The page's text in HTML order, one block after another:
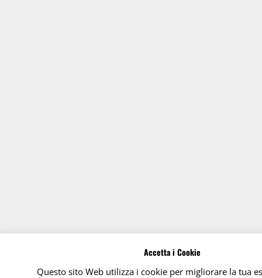
Accetta i Cookie
Questo sito Web utilizza i cookie per migliorare la tua